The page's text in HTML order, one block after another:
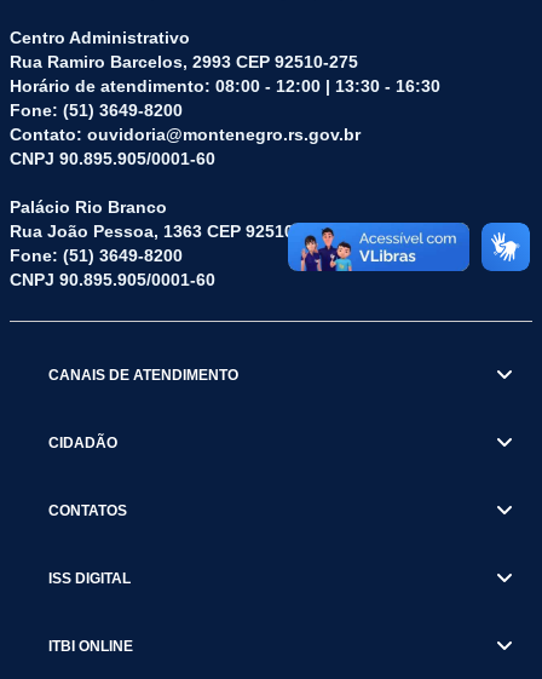
Centro Administrativo
Rua Ramiro Barcelos, 2993 CEP 92510-275
Horário de atendimento: 08:00 - 12:00 | 13:30 - 16:30
Fone: (51) 3649-8200
Contato: ouvidoria@montenegro.rs.gov.br
CNPJ 90.895.905/0001-60
Palácio Rio Branco
Rua João Pessoa, 1363 CEP 92510-045
Fone: (51) 3649-8200
CNPJ 90.895.905/0001-60
CANAIS DE ATENDIMENTO
CIDADÃO
CONTATOS
ISS DIGITAL
ITBI ONLINE